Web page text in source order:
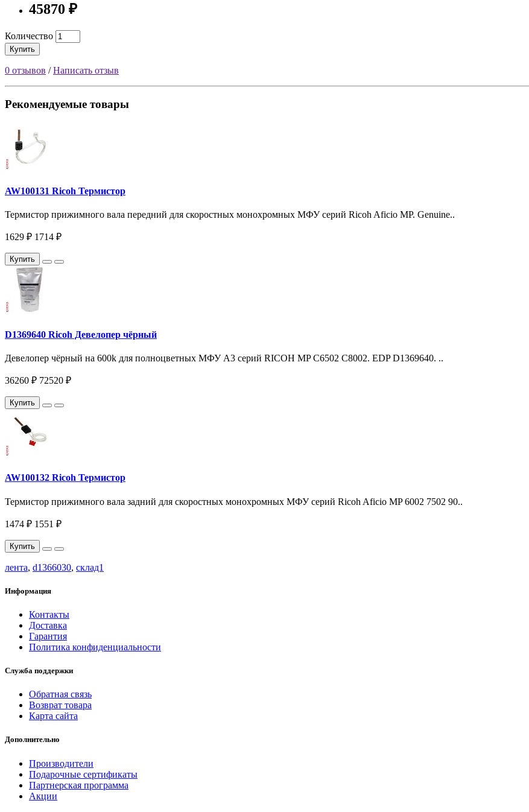
45870 ₽
Количество
Купить
0 отзывов /Написать отзыв
Рекомендуемые товары
AW100131 Ricoh Термистор
Термистор прижимного вала передний для скоростных монохромных МФУ серий Ricoh Aficio MP. Genuine..
1629 ₽ 1714 ₽
Купить
D1369640 Ricoh Девелопер чёрный
Девелопер чёрный на 600k для полноцветных МФУ A3 серий RICOH MP С6502 С8002. EDP D1369640. ..
36260 ₽ 72520 ₽
Купить
AW100132 Ricoh Термистор
Термистор прижимного вала задний для скоростных монохромных МФУ серий Ricoh Aficio MP 6002 7502 90..
1474 ₽ 1551 ₽
Купить
лента, d1366030, склад1
Информация
Контакты
Доставка
Гарантия
Политика конфиденциальности
Служба поддержки
Обратная связь
Возврат товара
Карта сайта
Дополнительно
Производители
Подарочные сертификаты
Партнерская программа
Акции